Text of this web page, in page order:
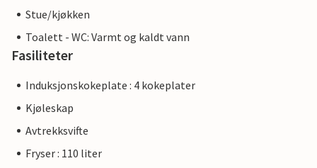
Stue/kjøkken
Toalett - WC: Varmt og kaldt vann
Fasiliteter
Induksjonskokeplate : 4 kokeplater
Kjøleskap
Avtrekksvifte
Fryser : 110 liter